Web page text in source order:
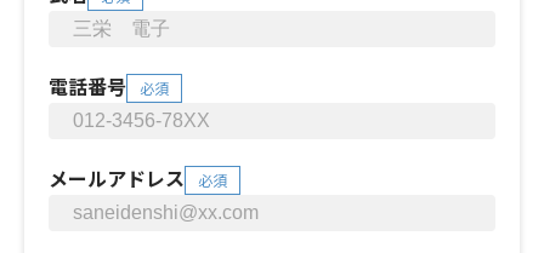
電話番号 必須
メールアドレス 必須